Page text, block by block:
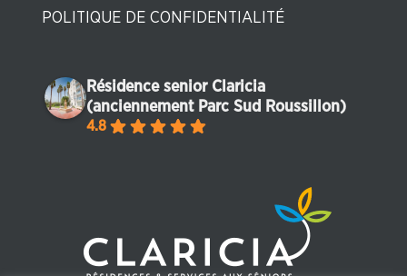
POLITIQUE DE CONFIDENTIALITÉ
Résidence senior Claricia
(anciennement Parc Sud Roussillon)
4.8